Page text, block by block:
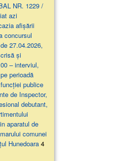
NR. 1229 /
azi
afişării
concursul
27.04.2026,
şi
– interviul,
perioadă
publice
de Inspector,
debutant,
aparatul de
comunei
Hunedoara 4